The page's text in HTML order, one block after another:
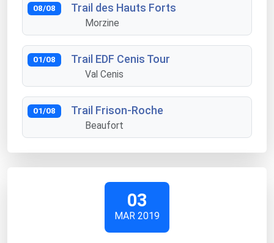
08/08 Trail des Hauts Forts
Morzine
01/08 Trail EDF Cenis Tour
Val Cenis
01/08 Trail Frison-Roche
Beaufort
03
MAR 2019